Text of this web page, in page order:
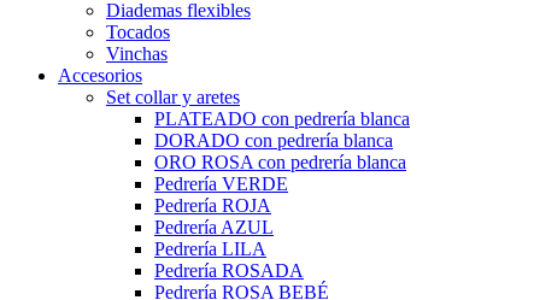
Diademas flexibles
Tocados
Vinchas
Accesorios
Set collar y aretes
PLATEADO con pedrería blanca
DORADO con pedrería blanca
ORO ROSA con pedrería blanca
Pedrería VERDE
Pedrería ROJA
Pedrería AZUL
Pedrería LILA
Pedrería ROSADA
Pedrería ROSA BEBÉ